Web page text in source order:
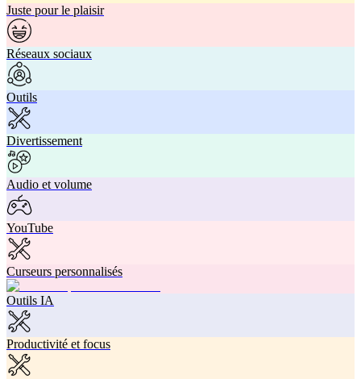
Juste pour le plaisir
Réseaux sociaux
Outils
Divertissement
Audio et volume
YouTube
Curseurs personnalisés
Outils IA
Productivité et focus